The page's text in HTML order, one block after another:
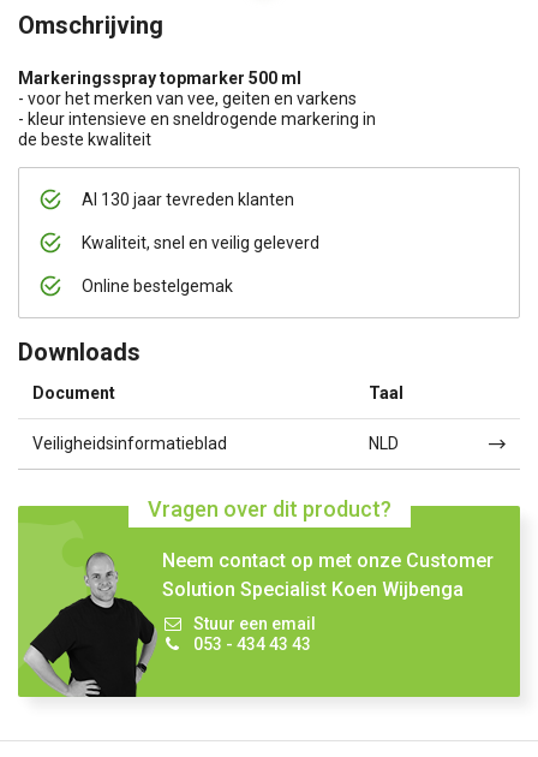
Al 130 jaar tevreden klanten
Kwaliteit, snel en veilig geleverd
Online bestelgemak
Downloads
Document Taal
Veiligheidsinformatieblad NLD
Vragen over dit product?
Neem contact op met onze Customer
Solution Specialist Koen Wijbenga
Stuur een email
053 - 434 43 43
Omschrijving
Markeringsspray topmarker 500 ml
- voor het merken van vee, geiten en varkens
- kleur intensieve en sneldrogende markering in
de beste kwaliteit